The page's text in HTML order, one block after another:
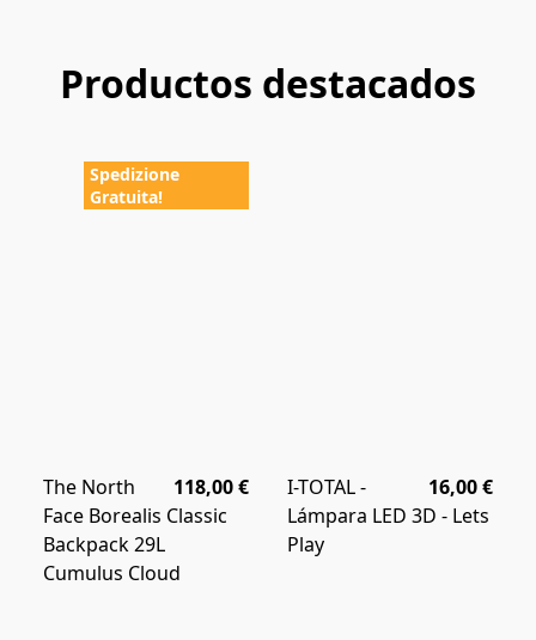
Productos destacados
Spedizione
Gratuita!
118,00 €
The North
Face Borealis Classic
Backpack 29L
Cumulus Cloud
16,00 €
I-TOTAL -
Lámpara LED 3D - Lets
Play